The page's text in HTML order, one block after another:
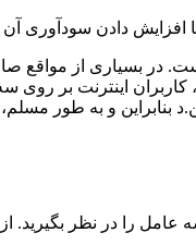
افزایش دادن سودآوری
بسیاری از مواقع
اینترنت بر روی
و به طور مسلم،
را در نظر بگیرید.